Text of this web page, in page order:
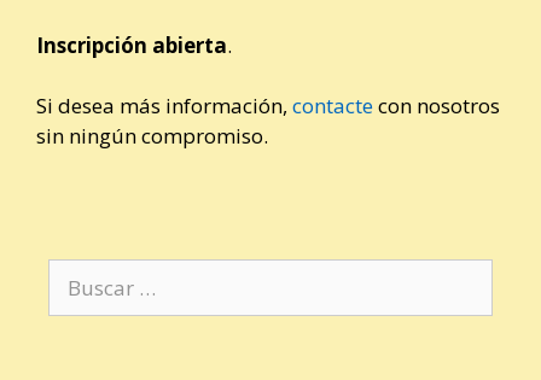
Inscripción abierta.
Si desea más información, contactecon nosotros
sin ningún compromiso.